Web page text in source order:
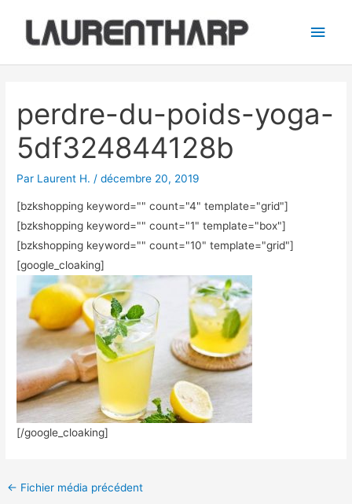
contenu
perdre-du-poids-yoga-
5df324844128b
Par Laurent H. /décembre 20, 2019
[bzkshopping keyword="" count="4" template="grid"]
[bzkshopping keyword="" count="1" template="box"]
[bzkshopping keyword="" count="10" template="grid"]
[google_cloaking]
[/google_cloaking]
articles
← Fichier média précédent